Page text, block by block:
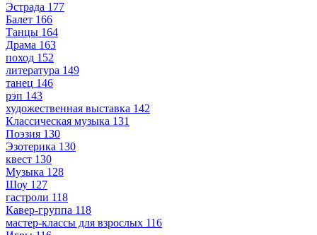
Эстрада 177
Балет 166
Танцы 164
Драма 163
поход 152
литература 149
танец 146
рэп 143
художественная выставка 142
Классическая музыка 131
Поэзия 130
Эзотерика 130
квест 130
Музыка 128
Шоу 127
гастроли 118
Кавер-группа 118
мастер-классы для взрослых 116